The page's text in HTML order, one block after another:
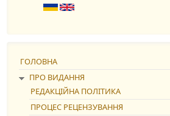
ГОЛОВНА
ПРО ВИДАННЯ
РЕДАКЦІЙНА ПОЛІТИКА
ПРОЦЕС РЕЦЕНЗУВАННЯ